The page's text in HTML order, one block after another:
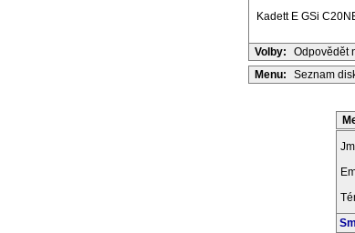
Kadett E GSi
Volby: Odpovědět
Menu: Seznam